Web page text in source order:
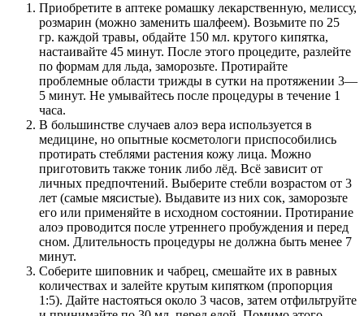
Приобретите в аптеке ромашку лекарственную, мелиссу,
розмарин (можно заменить шалфеем). Возьмите по 25
гр. каждой травы, обдайте 150 мл. крутого кипятка,
настаивайте 45 минут. После этого процедите, разлейте
по формам для льда, заморозьте. Протирайте
проблемные области трижды в сутки на протяжении 3—
5 минут. Не умывайтесь после процедуры в течение 1
часа.
В большинстве случаев алоэ вера используется в
медицине, но опытные косметологи приспособились
протирать стеблями растения кожу лица. Можно
приготовить также тоник либо лёд. Всё зависит от
личных предпочтений. Выберите стебли возрастом от 3
лет (самые мясистые). Выдавите из них сок, заморозьте
его или применяйте в исходном состоянии. Протирание
алоэ проводится после утреннего пробуждения и перед
сном. Длительность процедуры не должна быть менее 7
минут.
Соберите шиповник и чабрец, смешайте их в равных
количествах и залейте крутым кипятком (пропорция
1:5). Дайте настояться около 3 часов, затем отфильтруйте